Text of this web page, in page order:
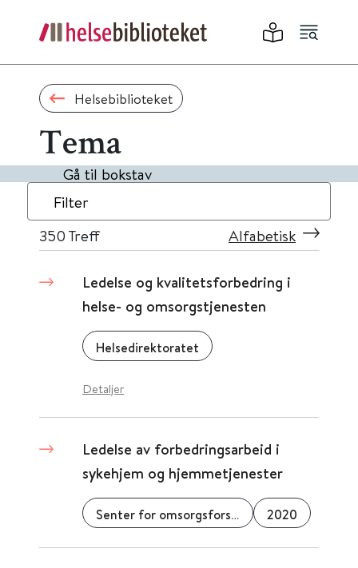
Helsebiblioteket
Tema
Gå til bokstav
Filter
350 Treff Alfabetisk
Ledelse og kvalitetsforbedring i
helse- og omsorgstjenesten
Helsedirektoratet
Detaljer
Ledelse av forbedringsarbeid i
sykehjem og hjemmetjenester
Senter for omsorgsforskning 2020